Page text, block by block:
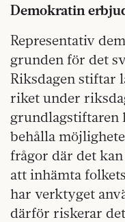
Demokratin
Representativ
grunden för det
Riksdagen stiftar
riket under
grundlagstiftaren
behålla
frågor där det
att inhämta
har verktyget
därför riskerar